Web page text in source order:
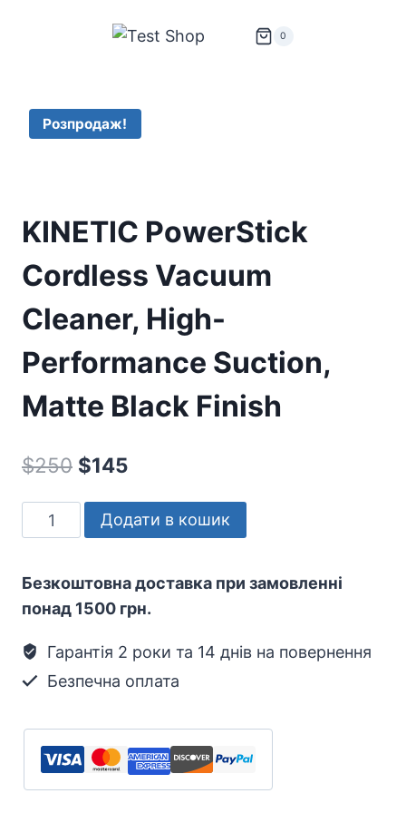
0
Розпродаж!
KINETIC PowerStick
Cordless Vacuum
Cleaner, High-
Performance Suction,
Matte Black Finish
$250 Оригінальна
ціна:
$250.
$145
ціна:
$145.
KINETIC
PowerStick
Vacuum
Cleaner,
High-
Performance
Suction,
Black
Finish
кількість
Додати в кошик
Безкоштовна доставка при замовленні
понад 1500 грн.
Гарантія 2 роки та 14 днів на повернення
Безпечна оплата